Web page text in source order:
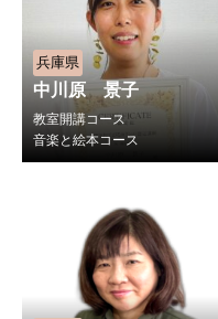
兵庫県
中川原 景子
教室開講コース
音楽と絵本コース